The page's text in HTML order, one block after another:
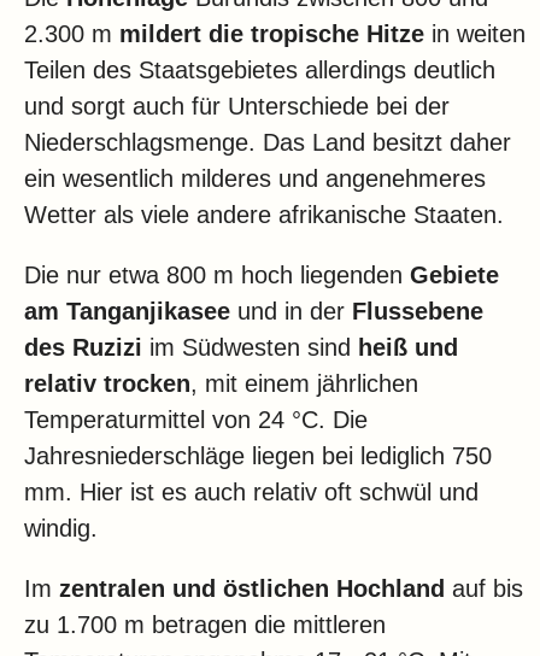
2.300 m mildert die tropische Hitze in weiten
Teilen des Staatsgebietes allerdings deutlich
und sorgt auch für Unterschiede bei der
Niederschlagsmenge. Das Land besitzt daher
ein wesentlich milderes und angenehmeres
Wetter als viele andere afrikanische Staaten.
Die nur etwa 800 m hoch liegenden Gebiete
am Tanganjikasee und in der Flussebene
des Ruzizi im Südwesten sind heiß und
relativ trocken, mit einem jährlichen
Temperaturmittel von 24 °C. Die
Jahresniederschläge liegen bei lediglich 750
mm. Hier ist es auch relativ oft schwül und
windig.
Im zentralen und östlichen Hochland auf bis
zu 1.700 m betragen die mittleren